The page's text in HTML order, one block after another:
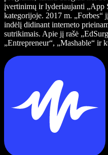
įvertinimų ir lyderiaujanti „App
kategorijoje. 2017 m. „Forbes“
indėlį didinant interneto
sutrikimais. Apie jį rašė
„Entrepreneur“, „Mashable“ ir